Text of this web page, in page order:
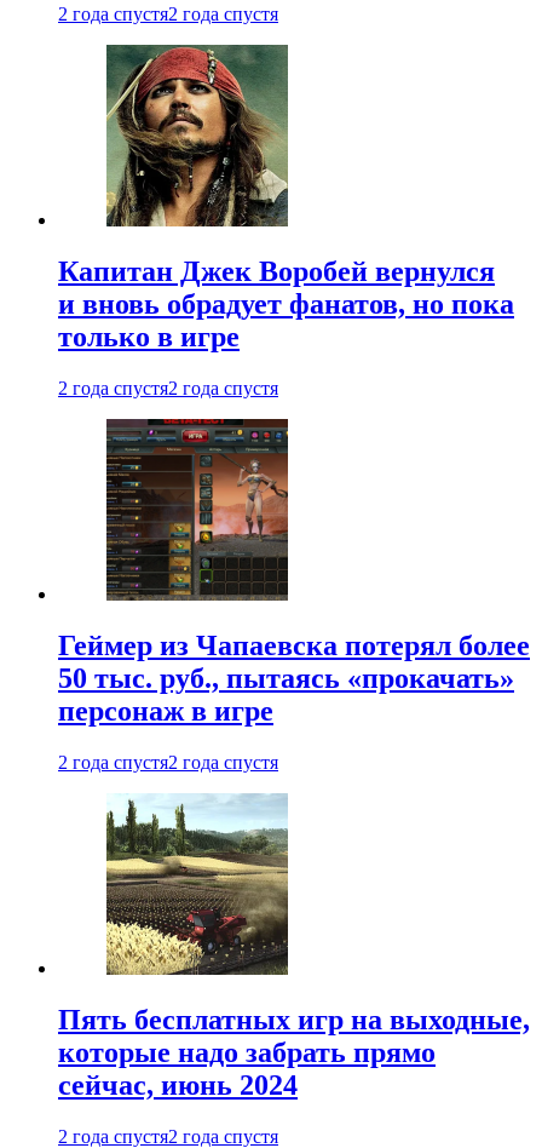
2 года спустя2 года спустя
Капитан Джек Воробей вернулся
и вновь обрадует фанатов, но пока
только в игре
2 года спустя2 года спустя
Геймер из Чапаевска потерял более
50 тыс. руб., пытаясь «прокачать»
персонаж в игре
2 года спустя2 года спустя
Пять бесплатных игр на выходные,
которые надо забрать прямо
сейчас, июнь 2024
2 года спустя2 года спустя